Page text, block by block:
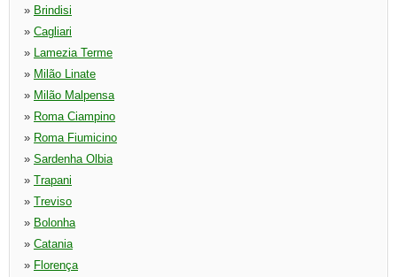
» Brindisi
» Cagliari
» Lamezia Terme
» Milão Linate
» Milão Malpensa
» Roma Ciampino
» Roma Fiumicino
» Sardenha Olbia
» Trapani
» Treviso
» Bolonha
» Catania
» Florença